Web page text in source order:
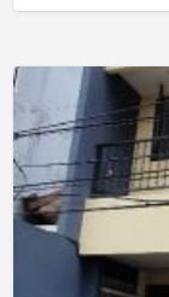
RBC
RESIDENCE
@KEBON
KACANG